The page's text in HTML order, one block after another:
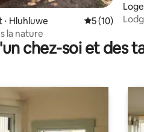
base de 33 commentaires : 5
Hluhluwe Évaluation
5 (10)
la nature
luwe
chez-soi et des